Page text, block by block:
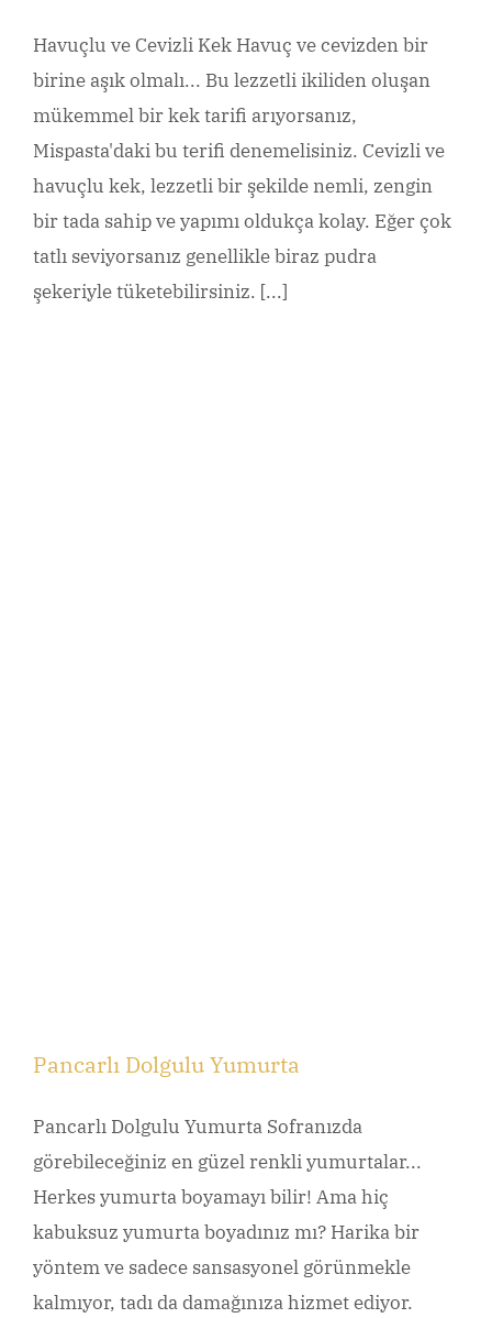
Havuçlu ve Cevizli Kek Havuç ve cevizden bir
birine aşık olmalı... Bu lezzetli ikiliden oluşan
mükemmel bir kek tarifi arıyorsanız,
Mispasta'daki bu terifi denemelisiniz. Cevizli ve
havuçlu kek, lezzetli bir şekilde nemli, zengin
bir tada sahip ve yapımı oldukça kolay. Eğer çok
tatlı seviyorsanız genellikle biraz pudra
şekeriyle tüketebilirsiniz. [...]
Pancarlı Dolgulu Yumurta
Pancarlı Dolgulu Yumurta Sofranızda
görebileceğiniz en güzel renkli yumurtalar...
Herkes yumurta boyamayı bilir! Ama hiç
kabuksuz yumurta boyadınız mı? Harika bir
yöntem ve sadece sansasyonel görünmekle
kalmıyor, tadı da damağınıza hizmet ediyor.